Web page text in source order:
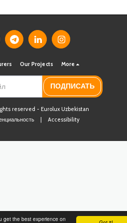
get the best experience on
Our Projects More
ПОДПИСАТЬ
reserved - Eurolux Uzbekistan
| Accessibility